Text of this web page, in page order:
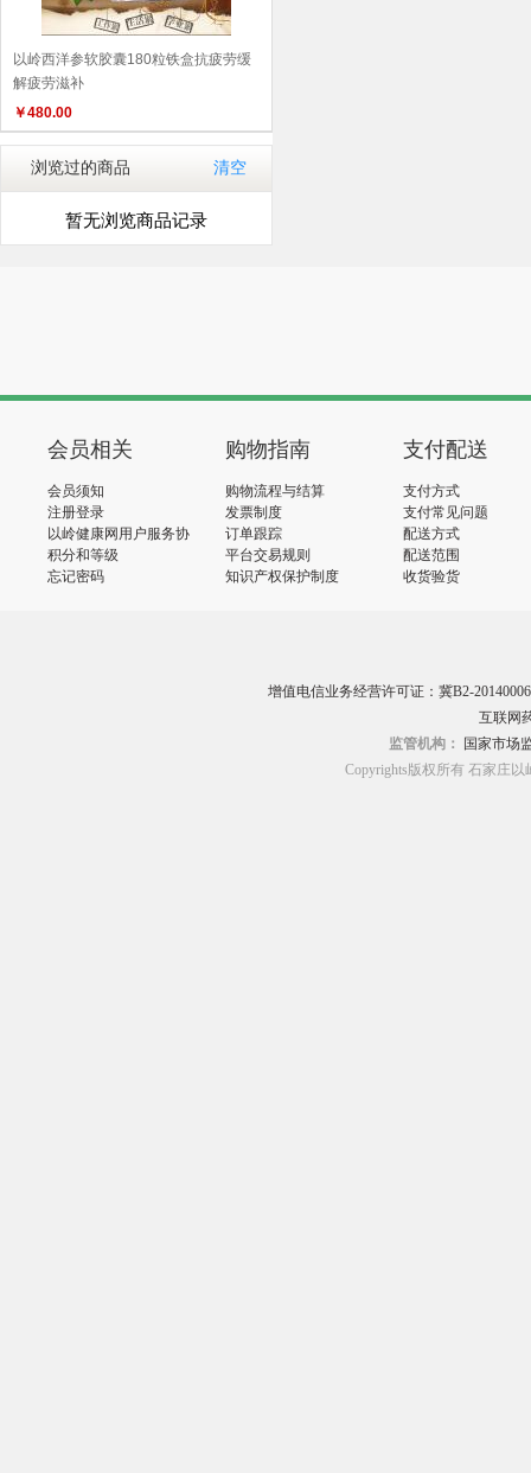
以岭西洋参软胶囊180粒铁盒抗疲劳缓
解疲劳滋补
￥480.00
浏览过的商品 清空
暂无浏览商品记录
会员相关
会员须知
注册登录
以岭健康网用户服务协
议
积分和等级
忘记密码
购物指南
购物流程与结算
发票制度
订单跟踪
平台交易规则
知识产权保护制度
支付配送
支付方式
支付常见问题
配送方式
配送范围
收货验货
增值电信业务经营许可证：冀B2-20140006
互联网
监管机构：
国家市场
Copyrights版权所有 石家庄